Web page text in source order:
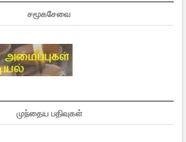
சமூகசேவை
முந்தைய பதிவுகள்